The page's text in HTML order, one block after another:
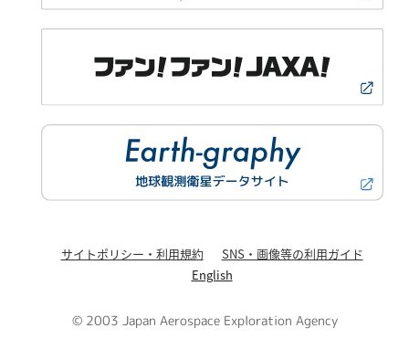
サイトポリシー・利用規約
SNS・画像等の利用ガイド
English
© 2003 Japan Aerospace Exploration Agency